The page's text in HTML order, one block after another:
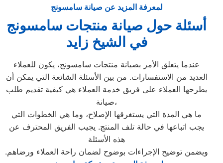
لمعرفة المزيد عن صيانة سامسونج
أسئلة حول صيانة منتجات سامسونج
في الشيخ زايد
عندما يتعلق الأمر بصيانة منتجات سامسونج، يكون للعملاء
العديد من الاستفسارات. من بين الأسئلة الشائعة التي يمكن أن
يطرحها العملاء على فريق خدمة العملاء هي كيفية تقديم طلب
صيانة،
ما هي المدة التي يستغرقها الإصلاح، وما هي الخطوات التي
يجب اتباعها في حالة تلف المنتج. يجيب الفريق المحترف عن
هذه الأسئلة
ويضمن توضيح الإجراءات بوضوح لضمان راحة العملاء ورضاهم.